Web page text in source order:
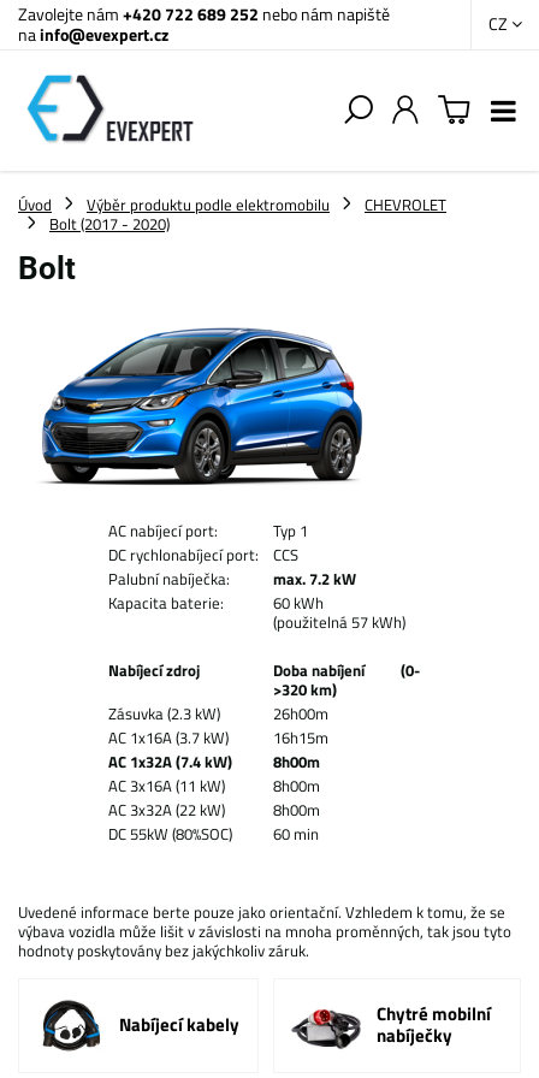
Zavolejte nám+420 722 689 252 nebo nám napiště
nainfo@evexpert.cz CZ
Úvod Výběr produktu podle elektromobilu
CHEVROLET
Bolt (2017 - 2020)
Bolt
AC nabíjecí port:
Typ 1
DC rychlonabíjecí port:
CCS
Palubní nabíječka:
max. 7.2 kW
Kapacita baterie:
60 kWh
(použitelná 57 kWh)
Nabíjecí zdroj
Doba nabíjení (0-
>320 km)
Zásuvka (2.3 kW)
26h00m
AC 1x16A (3.7 kW)
16h15m
AC 1x32A (7.4 kW)
8h00m
AC 3x16A (11 kW)
8h00m
AC 3x32A (22 kW)
8h00m
DC 55kW (80%SOC)
60 min
Uvedené informace berte pouze jako orientační. Vzhledem k tomu, že se
výbava vozidla může lišit v závislosti na mnoha proměnných, tak jsou tyto
hodnoty poskytovány bez jakýchkoliv záruk.
Nabíjecí kabely Chytré mobilní
nabíječky